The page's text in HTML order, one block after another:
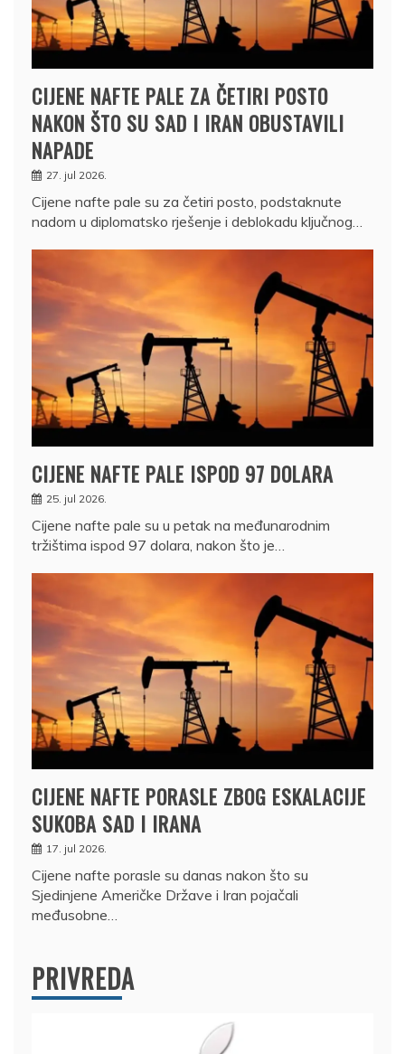
CIJENE NAFTE PALE ZA ČETIRI POSTO
NAKON ŠTO SU SAD I IRAN OBUSTAVILI
NAPADE
27. jul 2026.
Cijene nafte pale su za četiri posto, podstaknute
nadom u diplomatsko rješenje i deblokadu ključnog…
CIJENE NAFTE PALE ISPOD 97 DOLARA
25. jul 2026.
Cijene nafte pale su u petak na međunarodnim
tržištima ispod 97 dolara, nakon što je…
CIJENE NAFTE PORASLE ZBOG ESKALACIJE
SUKOBA SAD I IRANA
17. jul 2026.
Cijene nafte porasle su danas nakon što su
Sjedinjene Američke Države i Iran pojačali
međusobne…
PRIVREDA